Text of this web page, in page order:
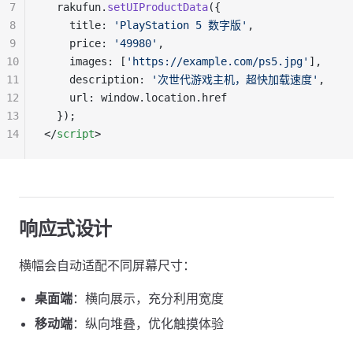
  rakufun.
setUIProductData({
    title:
'PlayStation 5 数字版' ,
    price:
'49980' ,
    images: [
'https://example.com/ps5.jpg' ],
    description:
'次世代游戏主机，超快加载速度' ,
    url: window.location.href
  });
</script>
7
8
9
10
11
12
13
14
响应式设计
横幅会自动适配不同屏幕尺寸：
桌面端：横向展示，充分利用宽度
移动端：纵向堆叠，优化触摸体验